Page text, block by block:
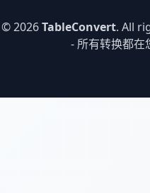
© 2026TableConvert. All
- 所有转换都在